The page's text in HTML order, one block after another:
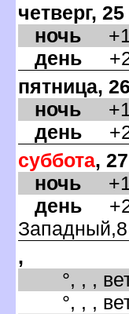
четверг,
ночь
день
пятница,
ночь
день
суббота,
ночь
день
,
°, , ,
°, , ,